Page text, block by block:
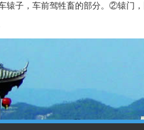
辕子，车前驾牲畜的部分。②辕门